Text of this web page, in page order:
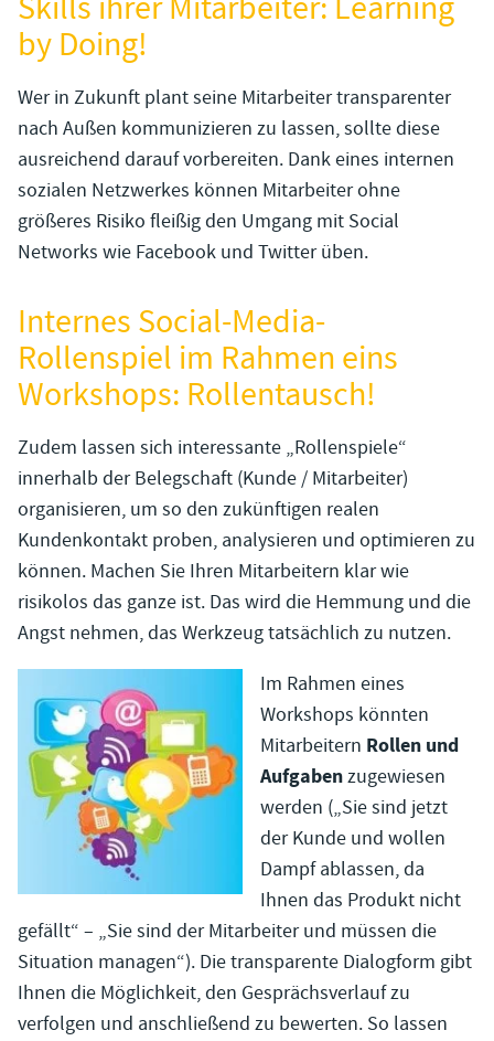
by Doing!
Wer in Zukunft plant seine Mitarbeiter transparenter
nach Außen kommunizieren zu lassen, sollte diese
ausreichend darauf vorbereiten. Dank eines internen
sozialen Netzwerkes können Mitarbeiter ohne
größeres Risiko fleißig den Umgang mit Social
Networks wie Facebook und Twitter üben.
Internes Social-Media-
Rollenspiel im Rahmen eins
Workshops: Rollentausch!
Zudem lassen sich interessante „Rollenspiele“
innerhalb der Belegschaft (Kunde / Mitarbeiter)
organisieren, um so den zukünftigen realen
Kundenkontakt proben, analysieren und optimieren zu
können. Machen Sie Ihren Mitarbeitern klar wie
risikolos das ganze ist. Das wird die Hemmung und die
Angst nehmen, das Werkzeug tatsächlich zu nutzen.
Im Rahmen eines
Workshops könnten
Mitarbeitern Rollen und
Aufgabenzugewiesen
werden („Sie sind jetzt
der Kunde und wollen
Dampf ablassen, da
Ihnen das Produkt nicht
gefällt“ – „Sie sind der Mitarbeiter und müssen die
Situation managen“). Die transparente Dialogform gibt
Ihnen die Möglichkeit, den Gesprächsverlauf zu
verfolgen und anschließend zu bewerten. So lassen